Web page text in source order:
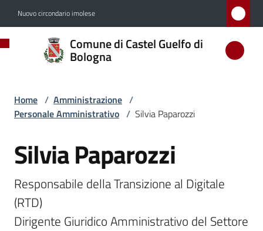
Nuovo circondario imolese
Comune di Castel Guelfo di
Bologna
Comune
di
Guelfo
di
Amministrazione
Menu selezionato
Novità
Home / Amministrazione /
Personale Amministrativo / Silvia Paparozzi
Salta al contenuto
Silvia Paparozzi
Responsabile della Transizione al Digitale
(RTD)
Dirigente Giuridico Amministrativo del Settore